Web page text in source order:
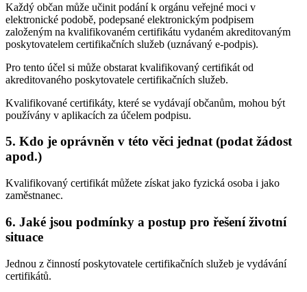
Každý občan může učinit podání k orgánu veřejné moci v
elektronické podobě, podepsané elektronickým podpisem
založeným na kvalifikovaném certifikátu vydaném akreditovaným
poskytovatelem certifikačních služeb (uznávaný e-podpis).
Pro tento účel si může obstarat kvalifikovaný certifikát od
akreditovaného poskytovatele certifikačních služeb.
Kvalifikované certifikáty, které se vydávají občanům, mohou být
používány v aplikacích za účelem podpisu.
5. Kdo je oprávněn v této věci jednat (podat žádost
apod.)
Kvalifikovaný certifikát můžete získat jako fyzická osoba i jako
zaměstnanec.
6. Jaké jsou podmínky a postup pro řešení životní
situace
Jednou z činností poskytovatele certifikačních služeb je vydávání
certifikátů.